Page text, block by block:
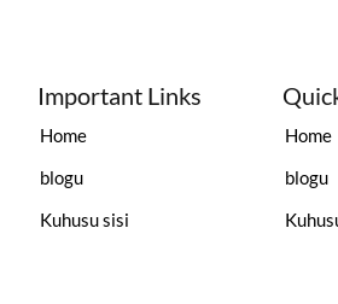
Important Links
Home
blogu
Kuhusu sisi
Home
blogu